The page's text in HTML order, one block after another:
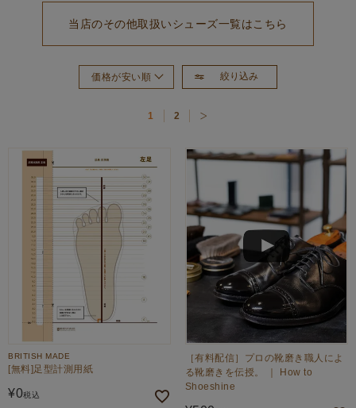
当店のその他取扱いシューズ一覧はこちら
絞り込み
価格が安い順
1 2
BRITISH MADE
[無料]足型計測用紙
¥0税込
［有料配信］プロの靴磨き職人によ
る靴磨きを伝授。 ｜ How to
Shoeshine